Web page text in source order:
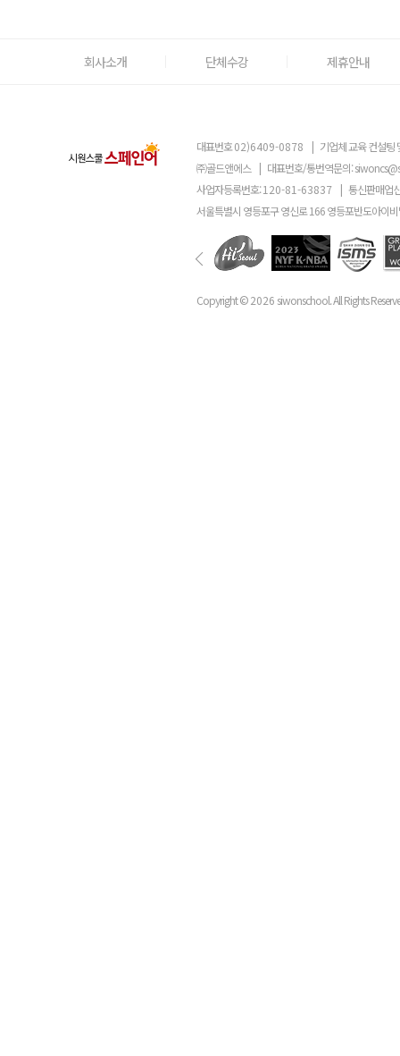
회사소개 단체수강 제휴안내
대표번호02)6409-0878 | 기업체 교육 컨설팅
㈜골드앤에스 | 대표번호/통번역문의:
사업자등록번호:120-81-63837 | 통신판매업
서울특별시 영등포구 영신로 166 영등포반도아이
Copyright ©2026 siwonschool. All Rights